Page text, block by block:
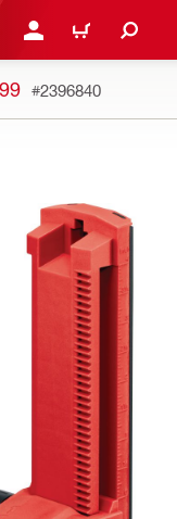
CONNEXION OU
PANIER
#2396840